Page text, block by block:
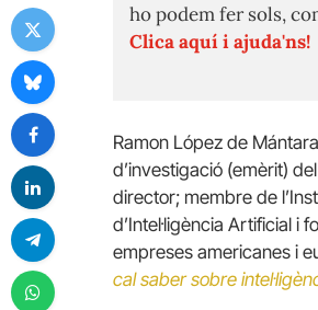
ho podem fer sols,
Clica aquí i ajuda'ns!
Ramon López de
d’investigació (emèrit) del
director; membre de
d’Intel·ligència Artificial
empreses americanes i
cal saber sobre